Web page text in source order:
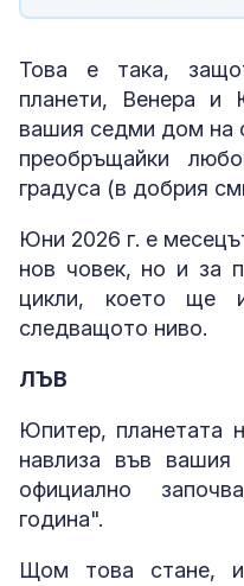
Това е така,
планети, Венера и
вашия седми дом на
преобръщайки
градуса (в добрия
Юни 2026 г. е
нов човек, но и за
цикли, което ще
следващото ниво.
ЛЪВ
Юпитер, планетата
навлиза във
официално
година".
Щом това стане,